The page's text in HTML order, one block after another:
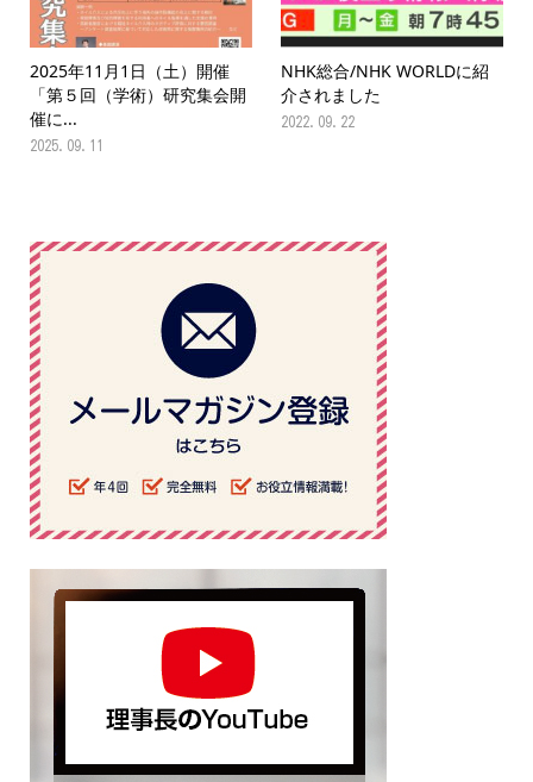
2025年11月1日（土）開催
「第５回（学術）研究集会開
催に...
2025.09.11
NHK総合/NHK WORLDに紹
介されました
2022.09.22